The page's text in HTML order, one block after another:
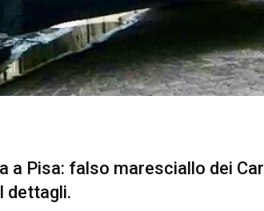
Pisa: falso maresciallo dei
dettagli.